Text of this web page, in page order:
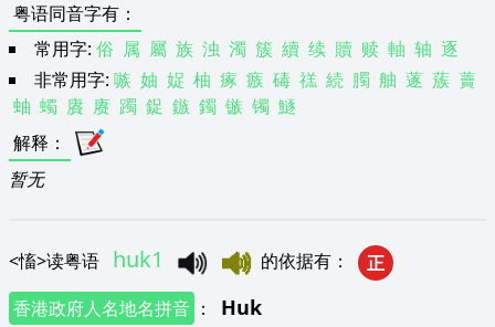
粤语同音字有 ：
常用字: 俗 属 屬 族 浊 濁 簇 續 续 贖 赎 軸 轴 逐
非常用字: 嗾 妯 娖 柚 瘃 瘯 碡 禚 続 臅 舳 蓫 蔟 藚
蚰 蠋 賡 赓 躅 鋜 鏃 鐲 镞 镯 鱁
解释 ：
暂无
<慉>读粤语 huk1 的依据有 ：
正
香港政府人名地名拼音 ： Huk